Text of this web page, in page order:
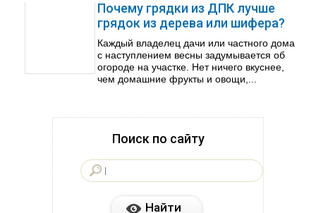
Почему грядки из ДПК лучше
грядок из дерева или шифера?
Каждый владелец дачи или частного дома
с наступлением весны задумывается об
огороде на участке. Нет ничего вкуснее,
чем домашние фрукты и овощи,...
Поиск по сайту